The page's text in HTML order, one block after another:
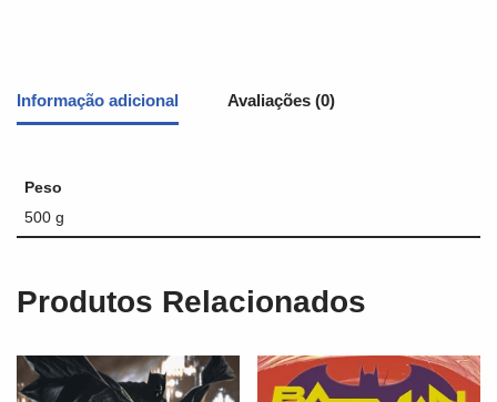
Informação adicional Avaliações (0)
Peso
500 g
Produtos Relacionados